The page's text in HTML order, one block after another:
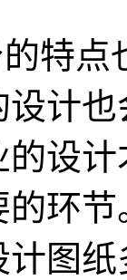
特
计
设
环
图